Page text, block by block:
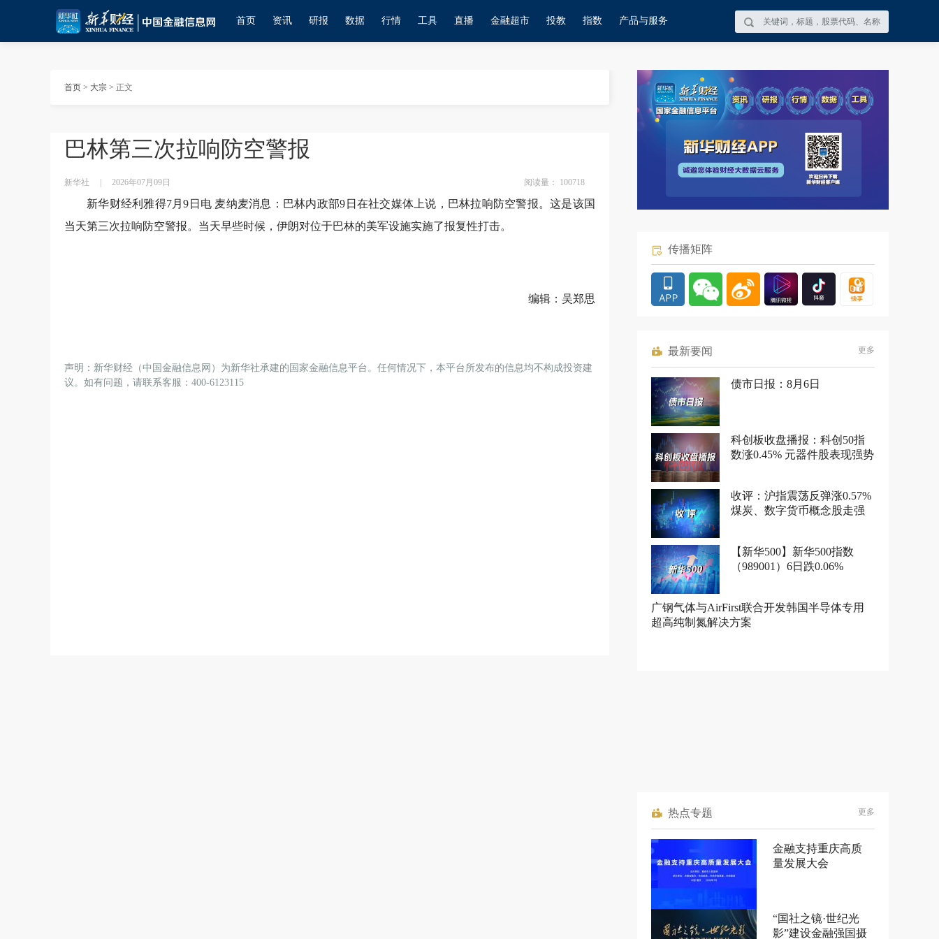
首页 资讯 研报 数据 行情 工具 直播 金融超市 投教 指数 产品与服务
首页 > 大宗 > 正文
巴林第三次拉响防空警报
新华社 2026年07月09日 阅读量： 100718
新华财经利雅得7月9日电 麦纳麦消息：巴林内政部9日在社交媒体上说，巴林拉响防空警报。这是该国
当天第三次拉响防空警报。当天早些时候，伊朗对位于巴林的美军设施实施了报复性打击。
编辑：吴郑思
声明：新华财经（中国金融信息网）为新华社承建的国家金融信息平台。任何情况下，本平台所发布的信息均不构成投资建
议。如有问题，请联系客服：400-6123115
传播矩阵
最新要闻 更多
债市日报：8月6日
科创板收盘播报：科创50指
数涨0.45% 元器件股表现强势
收评：沪指震荡反弹涨0.57%
煤炭、数字货币概念股走强
【新华500】新华500指数
（989001）6日跌0.06%
广钢气体与AirFirst联合开发韩国半导体专用
超高纯制氮解决方案
热点专题 更多
金融支持重庆高质
量发展大会
“国社之镜·世纪光
影”建设金融强国摄